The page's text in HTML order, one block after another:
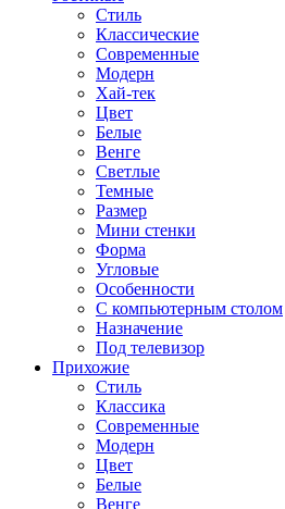
Стиль
Классические
Современные
Модерн
Хай-тек
Цвет
Белые
Венге
Светлые
Темные
Размер
Мини стенки
Форма
Угловые
Особенности
С компьютерным столом
Назначение
Под телевизор
Прихожие
Стиль
Классика
Современные
Модерн
Цвет
Белые
Венге